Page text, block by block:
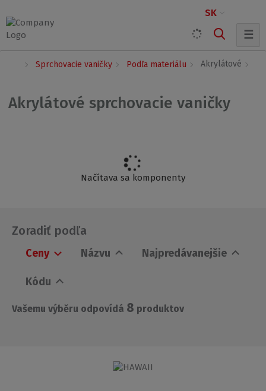
SK
☰
Ú
d
n
Sprchovacie vaničky Podľa materiálu Akrylátové
Akrylátové sprchovacie vaničky
Načítava sa komponenty
Zoradiť podľa
Ceny Názvu Najpredávanejšie
Kódu
Vašemu výběru odpovídá 8 produktov